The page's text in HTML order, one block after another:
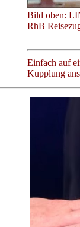
Bild oben:
RhB
Einfach auf
Kupplung